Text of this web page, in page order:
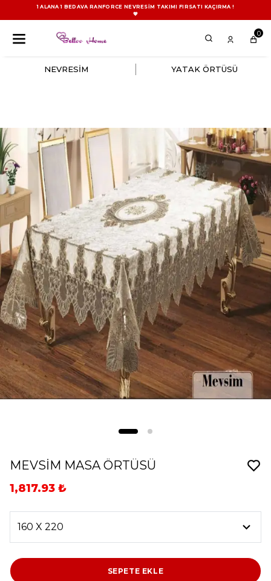
1 ALANA 1 BEDAVA RANFORCE NEVRESİM TAKIMI FIRSATI KAÇIRMA !
💖
0
NEVRESİM YATAK ÖRTÜSÜ
MEVSİM MASA ÖRTÜSÜ
1,817.93 ₺
SEPETE EKLE